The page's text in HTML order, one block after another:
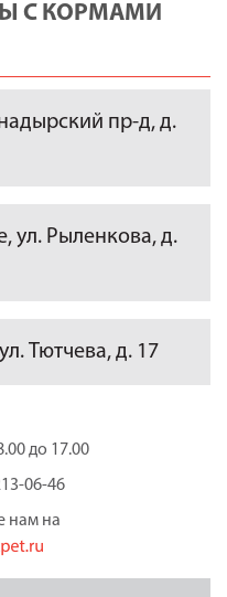
С КОРМАМИ
пр-д, д.
ул. Рыленкова, д.
Тютчева, д. 17
до 17.00
06-46
нам на